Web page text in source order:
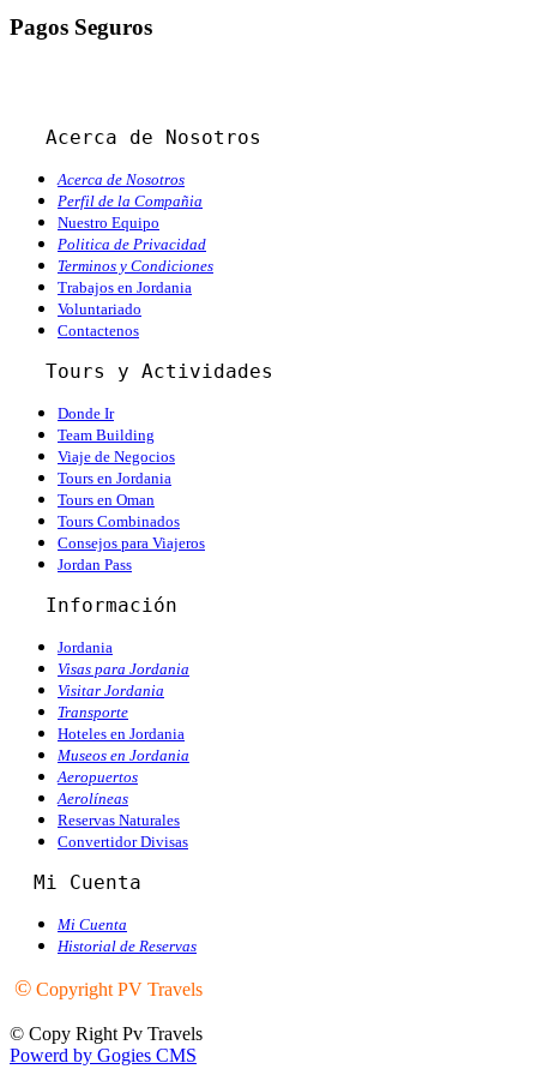
Pagos Seguros
Acerca de Nosotros
Acerca de Nosotros
Perfil de la Compañia
Nuestro Equipo
Politica de Privacidad
Terminos y Condiciones
Trabajos en Jordania
Voluntariado
Contactenos
Tours y Actividades
Donde Ir
Team Building
Viaje de Negocios
Tours en Jordania
Tours en Oman
Tours Combinados
Consejos para Viajeros
Jordan Pass
Información
Jordania
Visas para Jordania
Visitar Jordania
Transporte
Hoteles en Jordania
Museos en Jordania
Aeropuertos
Aerolíneas
Reservas Naturales
Convertidor Divisas
Mi Cuenta
Mi Cuenta
Historial de Reservas
© Copyright PV Travels
© Copy Right Pv Travels
Powerd by Gogies CMS